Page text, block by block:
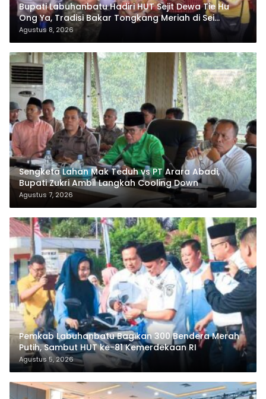
Bupati Labuhanbatu Hadiri HUT Sejit Dewa Tie Hu
Ong Ya, Tradisi Bakar Tongkang Meriah di Sei
Berombang
Agustus 8, 2026
Sengketa Lahan Mak Teduh vs PT Arara Abadi,
Bupati Zukri Ambil Langkah Cooling Down
Agustus 7, 2026
Pemkab Labuhanbatu Bagikan 300 Bendera Merah
Putih, Sambut HUT ke-81 Kemerdekaan RI
Agustus 5, 2026